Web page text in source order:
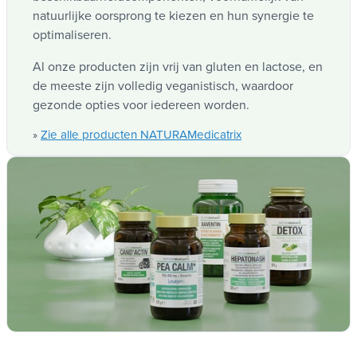
glutenfragmenten.
Tolerase® G is niet geschikt voor mensen met
coeliakie. Raadpleeg het tabblad Contra-
indicaties voor gebruik.
Optimale
ontgrendelingstechnologie voor
gerichte actie
De twee gepatenteerde ingrediënten van
Gluzym, Zymate® en Tolererase® G, zijn
ingekapseld in plantaardige capsules in
Pullulalan. Dit formaat zorgt voor een optimale
afgifte direct in de maag, vanaf het begin van de
natuurlijke oorsprong te kiezen en hun synergie te
optimaliseren.
Al onze producten zijn vrij van gluten en lactose, en
de meeste zijn volledig veganistisch, waardoor
gezonde opties voor iedereen worden.
» Zie alle producten NATURAMedicatrix